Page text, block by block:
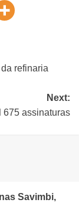
refinaria
Next:
675 assinaturas
Savimbi,